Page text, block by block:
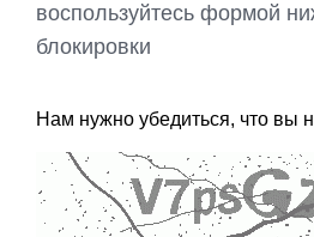
воспользуйтесь формой
блокировки
Нам нужно убедиться, что вы